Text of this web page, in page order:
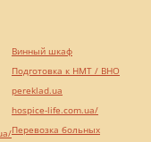
Винный шкаф
Подготовка к НМТ / ВНО
pereklad.ua
hospice-life.com.ua/
Перевозка больных